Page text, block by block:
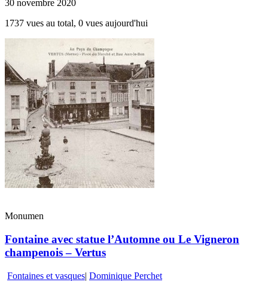
30 novembre 2020
1737 vues au total, 0 vues aujourd'hui
Monumen
Fontaine avec statue l’Automne ou Le Vigneron
champenois – Vertus
Fontaines et vasques| Dominique Perchet